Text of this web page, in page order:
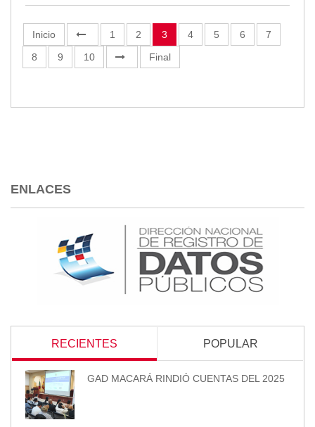
Inicio 1 2 3 4 5 6
7
8
9 10 Final
ENLACES
RECIENTES POPULAR
GAD MACARÁ RINDIÓ CUENTAS DEL 2025